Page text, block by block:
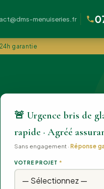
menuiseries.fr
garantie
🚨 Urgence bris de
rapide · Agréé
Sans engagement · Réponse
VOTRE PROJET *